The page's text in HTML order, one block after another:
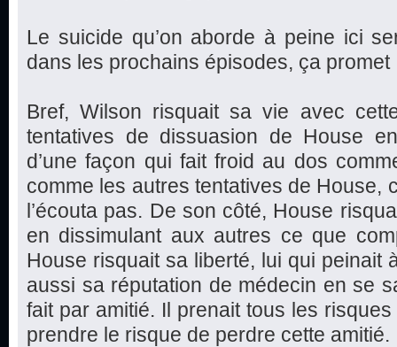
Le suicide qu’on aborde à peine ici
dans les prochains épisodes, ça promet
Bref, Wilson risquait sa vie avec
tentatives de dissuasion de House
d’une façon qui fait froid au dos
comme les autres tentatives de House,
l’écouta pas. De son côté, House
en dissimulant aux autres ce que
House risquait sa liberté, lui qui peinait
aussi sa réputation de médecin en se
fait par amitié. Il prenait tous les
prendre le risque de perdre cette amitié.